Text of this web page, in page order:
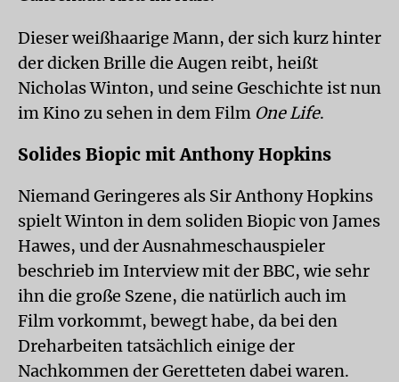
Dieser weißhaarige Mann, der sich kurz hinter
der dicken Brille die Augen reibt, heißt
Nicholas Winton, und seine Geschichte ist nun
im Kino zu sehen in dem Film One Life.
Solides Biopic mit Anthony Hopkins
Niemand Geringeres als Sir Anthony Hopkins
spielt Winton in dem soliden Biopic von James
Hawes, und der Ausnahmeschauspieler
beschrieb im Interview mit der BBC, wie sehr
ihn die große Szene, die natürlich auch im
Film vorkommt, bewegt habe, da bei den
Dreharbeiten tatsächlich einige der
Nachkommen der Geretteten dabei waren.